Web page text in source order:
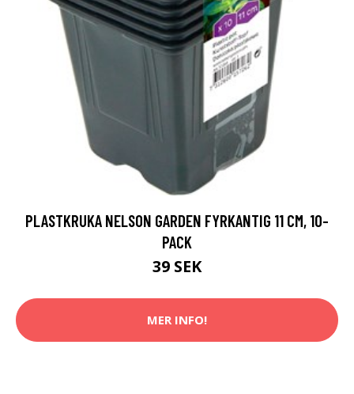
PLASTKRUKA NELSON GARDEN FYRKANTIG 11 CM, 10-
PACK
39 SEK
MER INFO!